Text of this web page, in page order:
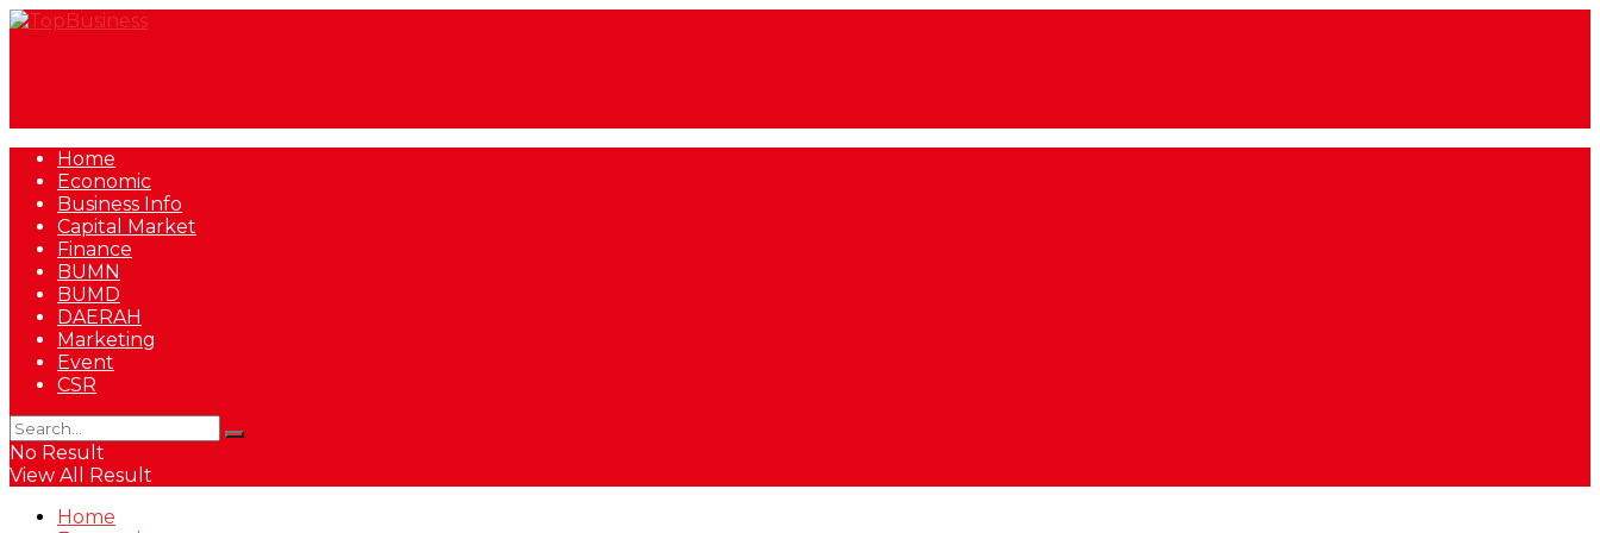
Home
Economic
Business Info
Capital Market
Finance
BUMN
BUMD
DAERAH
Marketing
Event
CSR
No Result
View All Result
Home